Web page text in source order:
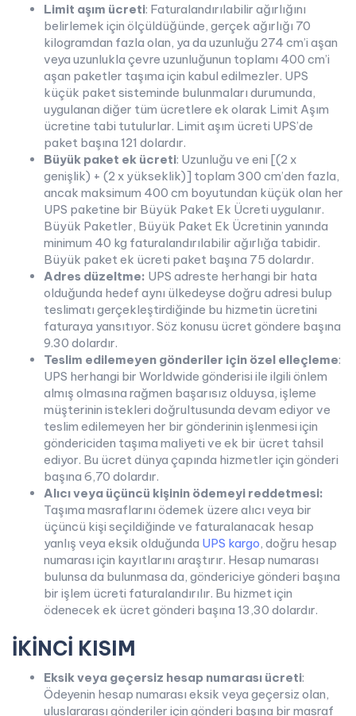
Limit aşım ücreti: Faturalandırılabilir ağırlığını
belirlemek için ölçüldüğünde, gerçek ağırlığı 70
kilogramdan fazla olan, ya da uzunluğu 274 cm’i aşan
veya uzunlukla çevre uzunluğunun toplamı 400 cm’i
aşan paketler taşıma için kabul edilmezler. UPS
küçük paket sisteminde bulunmaları durumunda,
uygulanan diğer tüm ücretlere ek olarak Limit Aşım
ücretine tabi tutulurlar. Limit aşım ücreti UPS’de
paket başına 121 dolardır.
Büyük paket ek ücreti: Uzunluğu ve eni [(2 x
genişlik) + (2 x yükseklik)] toplam 300 cm’den fazla,
ancak maksimum 400 cm boyutundan küçük olan her
UPS paketine bir Büyük Paket Ek Ücreti uygulanır.
Büyük Paketler, Büyük Paket Ek Ücretinin yanında
minimum 40 kg faturalandırılabilir ağırlığa tabidir.
Büyük paket ek ücreti paket başına 75 dolardır.
Adres düzeltme: UPS adreste herhangi bir hata
olduğunda hedef aynı ülkedeyse doğru adresi bulup
teslimatı gerçekleştirdiğinde bu hizmetin ücretini
faturaya yansıtıyor. Söz konusu ücret göndere başına
9.30 dolardır.
Teslim edilemeyen gönderiler için özel elleçleme:
UPS herhangi bir Worldwide gönderisi ile ilgili önlem
almış olmasına rağmen başarısız olduysa, işleme
müşterinin istekleri doğrultusunda devam ediyor ve
teslim edilemeyen her bir gönderinin işlenmesi için
göndericiden taşıma maliyeti ve ek bir ücret tahsil
ediyor. Bu ücret dünya çapında hizmetler için gönderi
başına 6,70 dolardır.
Alıcı veya üçüncü kişinin ödemeyi reddetmesi:
Taşıma masraflarını ödemek üzere alıcı veya bir
üçüncü kişi seçildiğinde ve faturalanacak hesap
yanlış veya eksik olduğunda UPS kargo, doğru hesap
numarası için kayıtlarını araştırır. Hesap numarası
bulunsa da bulunmasa da, göndericiye gönderi başına
bir işlem ücreti faturalandırılır. Bu hizmet için
ödenecek ek ücret gönderi başına 13,30 dolardır.
İKİNCİ KISIM
Eksik veya geçersiz hesap numarası ücreti:
Ödeyenin hesap numarası eksik veya geçersiz olan,
uluslararası gönderiler için gönderi başına bir masraf